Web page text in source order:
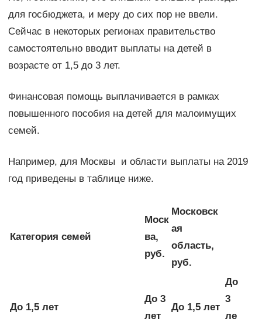
для госбюджета, и меру до сих пор не ввели.
Сейчас в некоторых регионах правительство
самостоятельно вводит выплаты на детей в
возрасте от 1,5 до 3 лет.
Финансовая помощь выплачивается в рамках
повышенного пособия на детей для малоимущих
семей.
Например, для Москвы и области выплаты на 2019
год приведены в таблице ниже.
Категория семей
Моск
ва,
руб.
Московск
ая
область,
руб.
До 1,5 лет
До 3
лет
До 1,5 лет
До
3
ле